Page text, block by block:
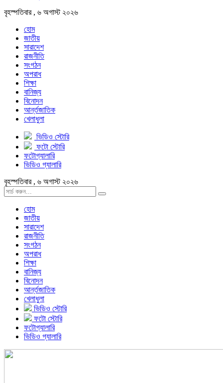
বৃহস্পতিবার , ৬ অগাস্ট ২০২৬
হোম
জাতীয়
সারাদেশ
রাজনীতি
সংগঠন
অপরাধ
শিক্ষা
বানিজ্য
বিনোদন
আর্ন্তজাতিক
খেলাধুলা
ভিডিও স্টোরি
ফটো স্টোরি
ফটোগ্যালারি
ভিডিও গ্যালারি
বৃহস্পতিবার , ৬ অগাস্ট ২০২৬
হোম
জাতীয়
সারাদেশ
রাজনীতি
সংগঠন
অপরাধ
শিক্ষা
বানিজ্য
বিনোদন
আর্ন্তজাতিক
খেলাধুলা
ভিডিও স্টোরি
ফটো স্টোরি
ফটোগ্যালারি
ভিডিও গ্যালারি